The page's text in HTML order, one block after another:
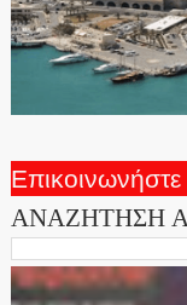
ΑΝΑΖΗΤΗΣΗ